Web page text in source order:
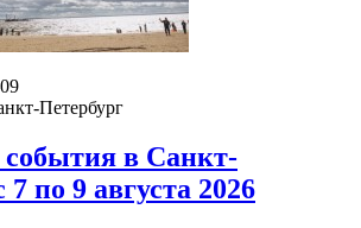
Петербург
в Санкт-
7 по 9 августа 2026